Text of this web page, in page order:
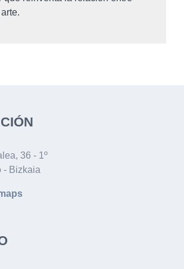
36 - 1º
- Bizkaia